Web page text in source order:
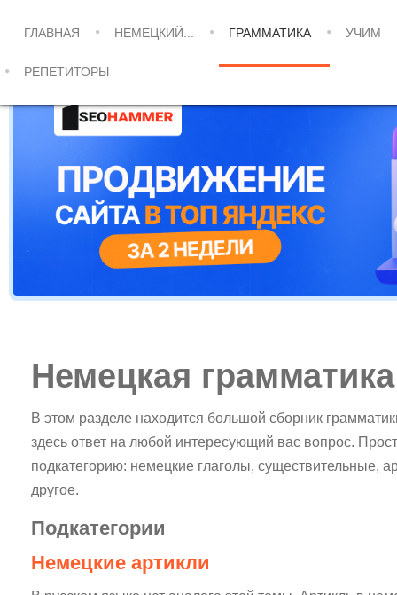
ГЛАВНАЯ НЕМЕЦКИЙ... ГРАММАТИКА УЧИМ
РЕПЕТИТОРЫ
Немецкая грамматика
В этом разделе находится большой сборник
здесь ответ на любой интересующий вас вопрос.
подкатегорию: немецкие глаголы, существительные,
другое.
Подкатегории
Немецкие артикли